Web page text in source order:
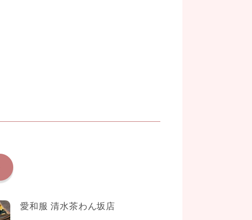
愛和服 清水茶わん坂店